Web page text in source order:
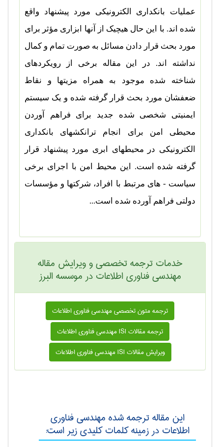
عملیات بانکداری الکترونیکی مورد پیشنهاد واقع
شده اند. با این حال هیچیک از آنها ابزاری مؤثر برای
مورد بحث قرار دادن مسائل به صورت تمام و کمال
نداشته اند. در این مقاله برخی از رویکردهای
شناخته شده موجود به همراه مزیتها و نقاط
ضعفشان مورد بحث قرار گرفته شده و یک سیستم
ایمنیتی شخصی شده جدید برای فراهم آوردن
محیطی امن برای انجام ترانکشهای بانکداری
الکترونیکی در محیطهای ابری مورد پیشنهاد قرار
گرفته شده است. این محیط امن با اجرای برخی
سیاست - های مرتبط با افراد، شرکتها و مؤسسات
دولتی فراهم آورده شده است...
خدمات ترجمه تخصصی و ویرایش مقاله
مهندسی فناوری اطلاعات در موسسه البرز
ترجمه متون تخصصی مهندسی فناوری اطلاعات
ترجمه مقالات ISI مهندسی فناوری اطلاعات
ویرایش مقالات ISI مهندسی فناوری اطلاعات
این مقاله ترجمه شده مهندسی فناوری
اطلاعات در زمینه کلمات کلیدی زیر است: